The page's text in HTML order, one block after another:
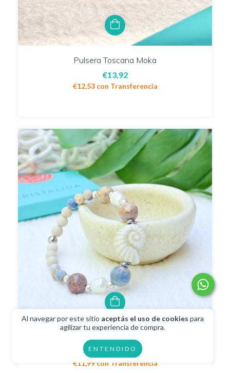
Al navegar por este sitio aceptás el uso de cookies para
agilizar tu experiencia de compra.
ENTENDIDO
Pulsera Toscana Moka
€13,92
€12,53 con Transferencia
Pulsera Marea Lavanda
€13,32
€11,99 con Transferencia